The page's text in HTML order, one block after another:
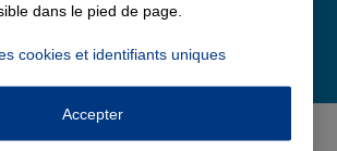
de nos agences Allianz
dans le pied de page.
cookies et identifiants uniques
Accepter